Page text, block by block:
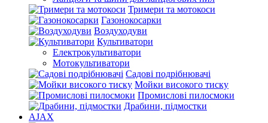
Тримери та мотокоси
Газонокосарки
Воздуходуви
Культиватори
Електрокультиватори
Мотокультиватори
Садові подрібнювачі
Мойки високого тиску
Промислові пилосмоки
Драбини, підмостки
AJAX